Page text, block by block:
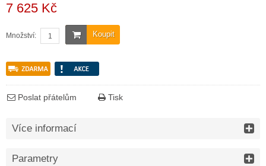
7 625 Kč
Koupit
Množství:
Poslat přátelům Tisk
Více informací
Parametry